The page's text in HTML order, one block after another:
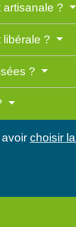
artisanale ?
libérale ?
?
choisir